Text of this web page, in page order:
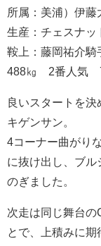
所属：美浦）伊藤
生産：チェスナッ
鞍上：藤岡祐介騎
488㎏ 2番人気
良いスタートを
キゲンサン。
4コーナー曲がり
に抜け出し、ブル
のぎました。
次走は同じ舞台の
とで、上積みに期